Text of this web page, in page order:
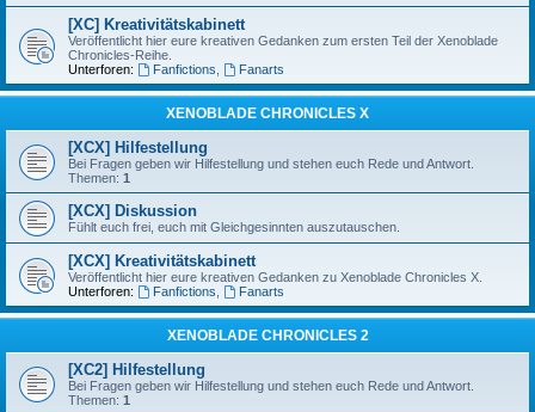
[XC] Kreativitätskabinett
Veröffentlicht hier eure kreativen Gedanken zum ersten Teil der Xenoblade
Chronicles-Reihe.
Unterforen:
Fanfictions Fanarts
XENOBLADE CHRONICLES X
[XCX] Hilfestellung
Bei Fragen geben wir Hilfestellung und stehen euch Rede und Antwort.
Themen: 1
[XCX] Diskussion
Fühlt euch frei, euch mit Gleichgesinnten auszutauschen.
[XCX] Kreativitätskabinett
Veröffentlicht hier eure kreativen Gedanken zu Xenoblade Chronicles X.
Unterforen:
Fanfictions Fanarts
XENOBLADE CHRONICLES 2
[XC2] Hilfestellung
Bei Fragen geben wir Hilfestellung und stehen euch Rede und Antwort.
Themen: 1